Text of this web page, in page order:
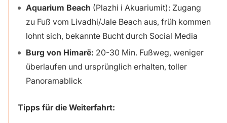
Aquarium Beach (Plazhi i Akuariumit): Zugang
zu Fuß vom Livadhi/Jale Beach aus, früh kommen
lohnt sich, bekannte Bucht durch Social Media
Burg von Himarë: 20-30 Min. Fußweg, weniger
überlaufen und ursprünglich erhalten, toller
Panoramablick
Tipps für die Weiterfahrt: